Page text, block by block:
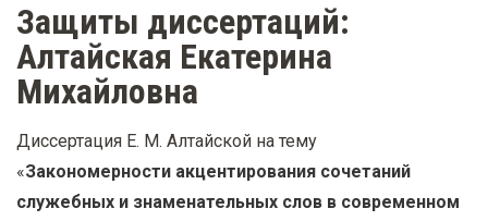
Защиты диссертаций:
Алтайская Екатерина
Михайловна
Диссертация Е. М. Алтайской на тему
«Закономерности акцентирования сочетаний
служебных и знаменательных слов в современном